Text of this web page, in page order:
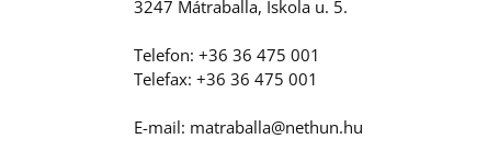
3247 Mátraballa, Iskola u. 5.
Telefon: +36 36 475 001
Telefax: +36 36 475 001
E-mail: matraballa@nethun.hu